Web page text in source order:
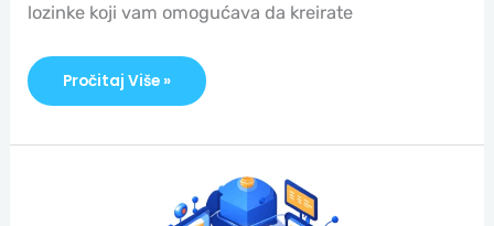
lozinke koji vam omogućava da kreirate
Pročitaj Više »